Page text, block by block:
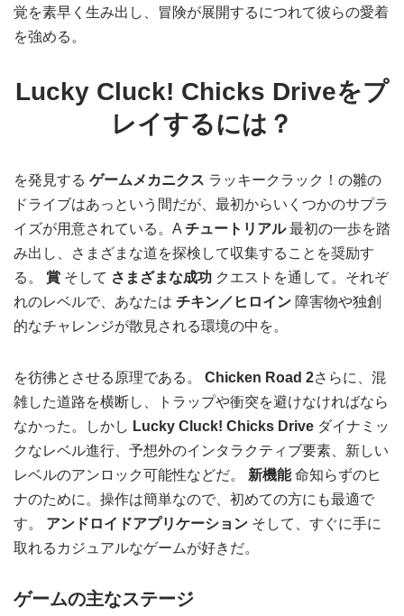
覚を素早く生み出し、冒険が展開するにつれて彼らの愛着
を強める。
Lucky Cluck! Chicks Driveをプ
レイするには？
を発見する ゲームメカニクス ラッキークラック！の雛の
ドライブはあっという間だが、最初からいくつかのサプラ
イズが用意されている。A チュートリアル最初の一歩を踏
み出し、さまざまな道を探検して収集することを奨励す
る。 賞 そして さまざまな成功 クエストを通して。それぞ
れのレベルで、あなたは チキン／ヒロイン 障害物や独創
的なチャレンジが散見される環境の中を。
を彷彿とさせる原理である。 Chicken Road 2さらに、混
雑した道路を横断し、トラップや衝突を避けなければなら
なかった。しかし Lucky Cluck! Chicks Drive ダイナミッ
クなレベル進行、予想外のインタラクティブ要素、新しい
レベルのアンロック可能性などだ。 新機能命知らずのヒ
ナのために。操作は簡単なので、初めての方にも最適で
す。 アンドロイドアプリケーション そして、すぐに手に
取れるカジュアルなゲームが好きだ。
ゲームの主なステージ